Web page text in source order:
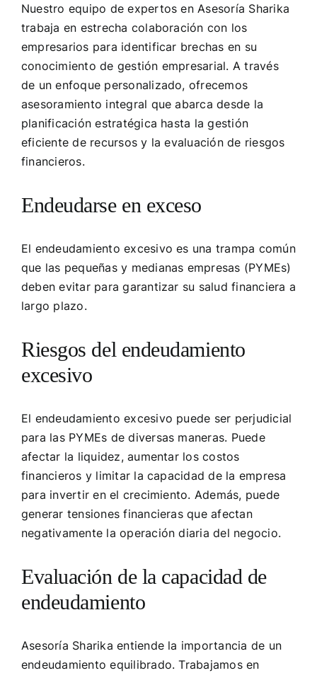
Nuestro equipo de expertos en Asesoría Sharika
trabaja en estrecha colaboración con los
empresarios para identificar brechas en su
conocimiento de gestión empresarial. A través
de un enfoque personalizado, ofrecemos
asesoramiento integral que abarca desde la
planificación estratégica hasta la gestión
eficiente de recursos y la evaluación de riesgos
financieros.
Endeudarse en exceso
El endeudamiento excesivo es una trampa común
que las pequeñas y medianas empresas (PYMEs)
deben evitar para garantizar su salud financiera a
largo plazo.
Riesgos del endeudamiento
excesivo
El endeudamiento excesivo puede ser perjudicial
para las PYMEs de diversas maneras. Puede
afectar la liquidez, aumentar los costos
financieros y limitar la capacidad de la empresa
para invertir en el crecimiento. Además, puede
generar tensiones financieras que afectan
negativamente la operación diaria del negocio.
Evaluación de la capacidad de
endeudamiento
Asesoría Sharika entiende la importancia de un
endeudamiento equilibrado. Trabajamos en